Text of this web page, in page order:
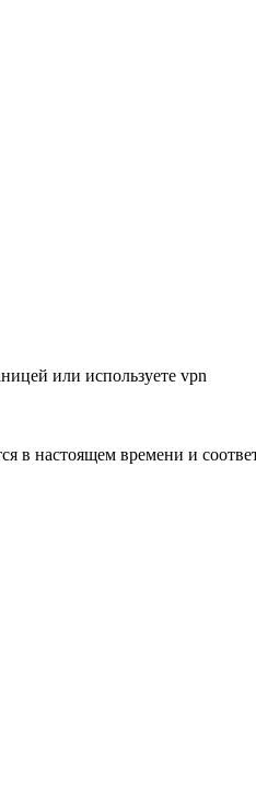
или используете vpn
в настоящем времени и